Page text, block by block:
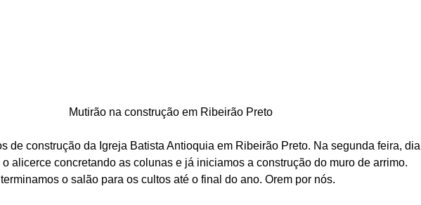
Mutirão na construção em Ribeirão Preto
de construção da Igreja Batista Antioquia em Ribeirão Preto. Na segunda feira, dia
alicerce concretando as colunas e já iniciamos a construção do muro de arrimo.
o salão para os cultos até o final do ano. Orem por nós.